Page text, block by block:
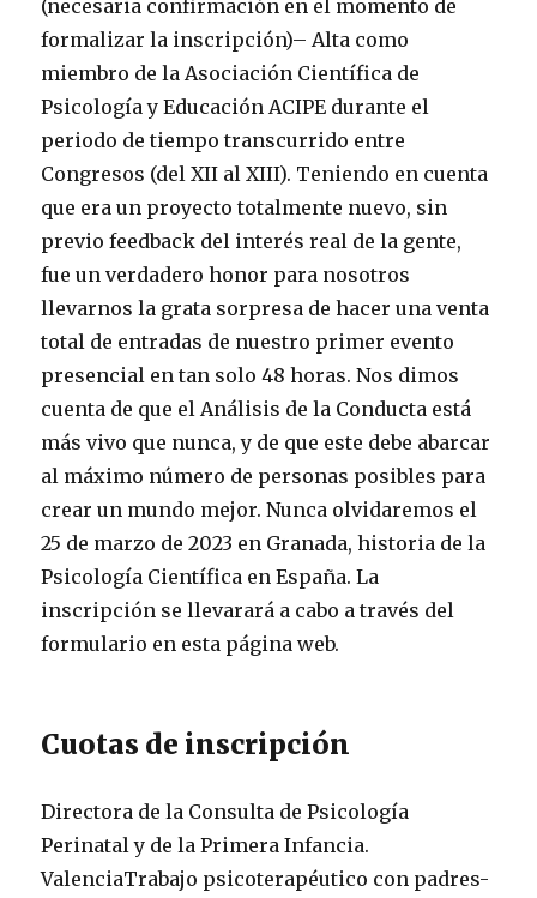
(necesaria confirmación en el momento de
formalizar la inscripción)– Alta como
miembro de la Asociación Científica de
Psicología y Educación ACIPE durante el
periodo de tiempo transcurrido entre
Congresos (del XII al XIII). Teniendo en cuenta
que era un proyecto totalmente nuevo, sin
previo feedback del interés real de la gente,
fue un verdadero honor para nosotros
llevarnos la grata sorpresa de hacer una venta
total de entradas de nuestro primer evento
presencial en tan solo 48 horas. Nos dimos
cuenta de que el Análisis de la Conducta está
más vivo que nunca, y de que este debe abarcar
al máximo número de personas posibles para
crear un mundo mejor. Nunca olvidaremos el
25 de marzo de 2023 en Granada, historia de la
Psicología Científica en España. La
inscripción se llevarará a cabo a través del
formulario en esta página web.
Cuotas de inscripción
Directora de la Consulta de Psicología
Perinatal y de la Primera Infancia.
ValenciaTrabajo psicoterapéutico con padres-